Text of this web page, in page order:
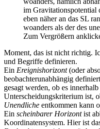
im Gravitationspotential
eben näher an das SL
woanders als der des
Zum Vergrößern
Moment, das ist nicht richtig.
und Begriffe definieren.
Ein Ereignishorizont(oder
beobachterunabhängig
gesagt werden, ob es
Unterscheidungskriterium ist,
Unendliche entkommen kann
Ein scheinbarer Horizontist
Koordinatensystem. Hier ist